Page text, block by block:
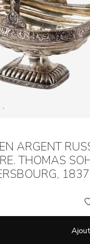
ARGENT
THOMAS
1837